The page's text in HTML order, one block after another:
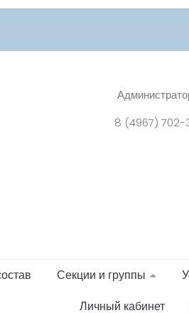
8 (4967) 702-
Секции и группы
Личный кабинет